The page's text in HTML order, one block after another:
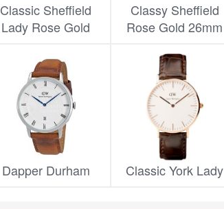
Classic Sheffield
Lady Rose Gold
Classy Sheffield
Rose Gold 26mm
Dapper Durham Classic York Lady